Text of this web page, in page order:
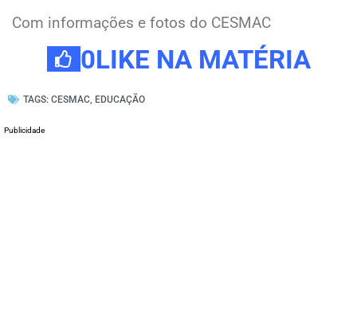
Com informações e fotos do CESMAC
0LIKE NA MATÉRIA
TAGS: CESMAC EDUCAÇÃO
Publicidade